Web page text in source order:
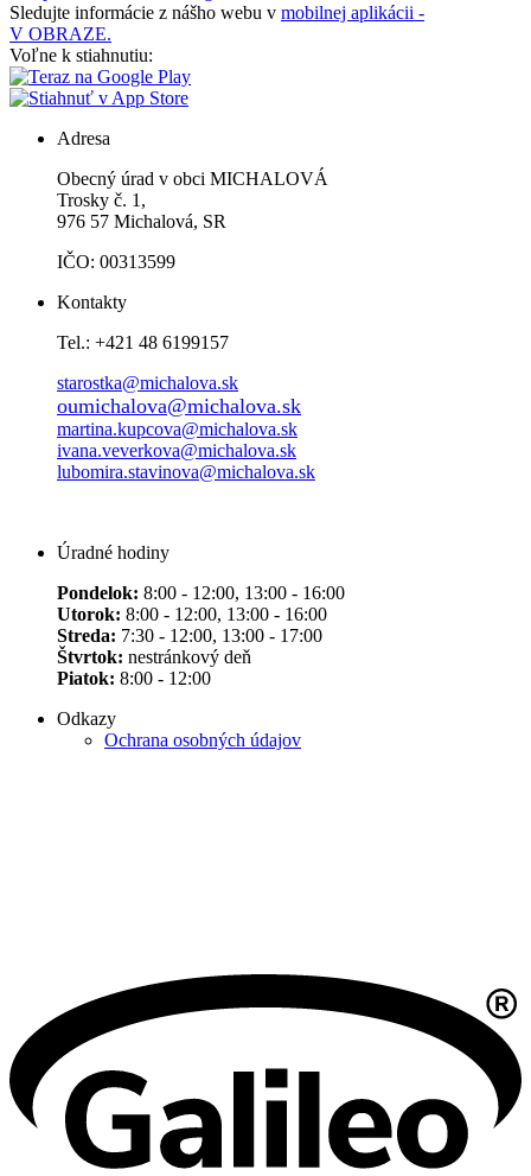
Sledujte informácie z nášho webu v mobilnej aplikácii -
V OBRAZE.
Voľne k stiahnutiu:
Adresa
Obecný úrad v obci MICHALOVÁ
Trosky č. 1,
976 57 Michalová, SR
IČO: 00313599
Kontakty
Tel.: +421 48 6199157
starostka@michalova.sk
oumichalova@michalova.sk
martina.kupcova@michalova.sk
ivana.veverkova@michalova.sk
lubomira.stavinova@michalova.sk
Úradné hodiny
Pondelok: 8:00 - 12:00, 13:00 - 16:00
Utorok: 8:00 - 12:00, 13:00 - 16:00
Streda: 7:30 - 12:00, 13:00 - 17:00
Štvrtok: nestránkový deň
Piatok: 8:00 - 12:00
Odkazy
Ochrana osobných údajov